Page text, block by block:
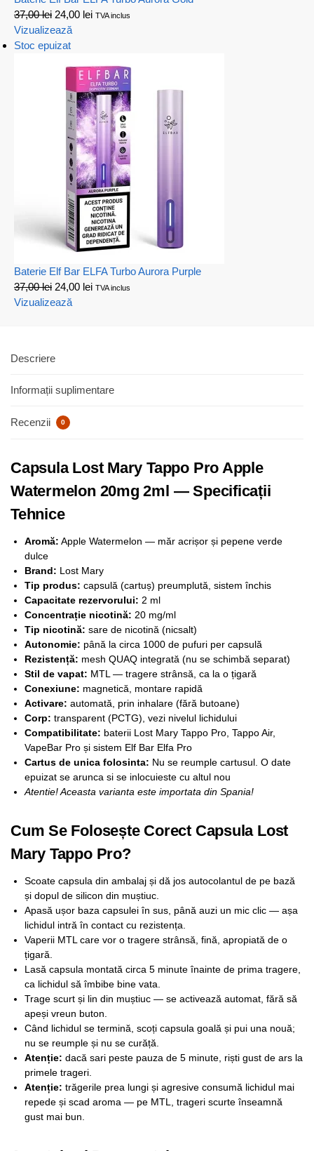
37,00lei 24,00 lei TVA inclus
Vizualizează
Stoc epuizat
Baterie Elf Bar ELFA Turbo Aurora Purple
37,00lei 24,00 lei TVA inclus
Vizualizează
Descriere
Informații suplimentare
Recenzii 0
Capsula Lost Mary Tappo Pro Apple
Watermelon 20mg 2ml — Specificații
Tehnice
Aromă: Apple Watermelon — măr acrișor și pepene verde
dulce
Brand: Lost Mary
Tip produs: capsulă (cartuș) preumplută, sistem închis
Capacitate rezervorului: 2 ml
Concentrație nicotină: 20 mg/ml
Tip nicotină: sare de nicotină (nicsalt)
Autonomie: până la circa 1000 de pufuri per capsulă
Rezistență: mesh QUAQ integrată (nu se schimbă separat)
Stil de vapat: MTL — tragere strânsă, ca la o țigară
Conexiune: magnetică, montare rapidă
Activare: automată, prin inhalare (fără butoane)
Corp: transparent (PCTG), vezi nivelul lichidului
Compatibilitate: baterii Lost Mary Tappo Pro, Tappo Air,
VapeBar Pro și sistem Elf Bar Elfa Pro
Cartus de unica folosinta: Nu se reumple cartusul. O date
epuizat se arunca si se inlocuieste cu altul nou
Atentie! Aceasta varianta este importata din Spania!
Cum Se Folosește Corect Capsula Lost
Mary Tappo Pro?
Scoate capsula din ambalaj și dă jos autocolantul de pe bază
și dopul de silicon din muștiuc.
Apasă ușor baza capsulei în sus, până auzi un mic clic — așa
lichidul intră în contact cu rezistența.
Vaperii MTL care vor o tragere strânsă, fină, apropiată de o
țigară.
Lasă capsula montată circa 5 minute înainte de prima tragere,
ca lichidul să îmbibe bine vata.
Trage scurt și lin din muștiuc — se activează automat, fără să
apeși vreun buton.
Când lichidul se termină, scoți capsula goală și pui una nouă;
nu se reumple și nu se curăță.
Atenție: dacă sari peste pauza de 5 minute, riști gust de ars la
primele trageri.
Atenție: trăgerile prea lungi și agresive consumă lichidul mai
repede și scad aroma — pe MTL, trageri scurte înseamnă
gust mai bun.